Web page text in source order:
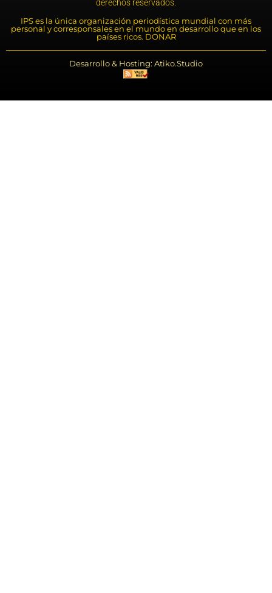
derechos reservados.
IPS es la única organización periodística mundial con más
personal y corresponsales en el mundo en desarrollo que en los
países ricos. DONAR
Desarrollo & Hosting: Atiko.Studio